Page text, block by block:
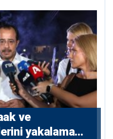
ve
yakalama